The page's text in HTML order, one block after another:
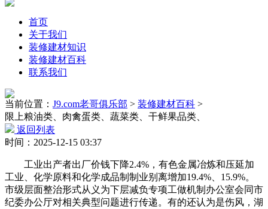
首页
关于我们
装修建材知识
装修建材百科
联系我们
当前位置： J9.com老哥俱乐部 > 装修建材百科 >
限上粮油类、肉禽蛋类、蔬菜类、干鲜果品类、
返回列表
时间：2025-12-15 03:37
工业出产者出厂价钱下降2.4%，有色金属冶炼和压延加
工业、化学原料和化学成品制制业别离增加19.4%、15.9%。
市级层面整治形式从义为下层减负专项工做机制办公室会同市
纪委办公厅对相关典型问题进行传递。有的还认为是伤风，湖